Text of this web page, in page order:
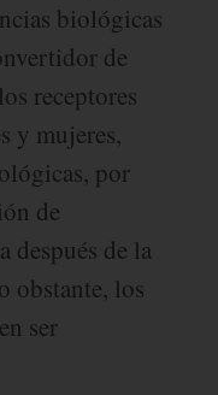
biológicas
de
receptores
y mujeres,
por
de
de la
obstante, los
ser